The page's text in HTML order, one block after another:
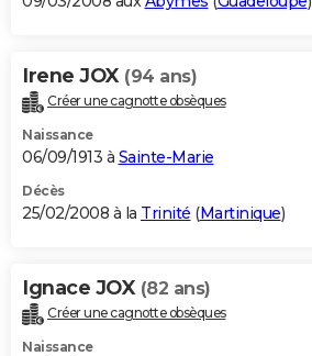
Irene JOX (94 ans)
Créer une cagnotte obsèques
Naissance
06/09/1913 à Sainte-Marie
Décès
25/02/2008 à la Trinité (Martinique)
Ignace JOX (82 ans)
Créer une cagnotte obsèques
Naissance